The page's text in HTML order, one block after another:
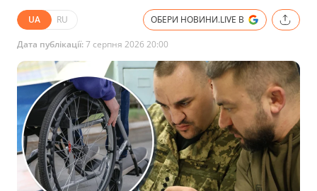
UA RU ОБЕРИ НОВИНИ.LIVE В
Дата публікації:7 серпня 2026 20:00